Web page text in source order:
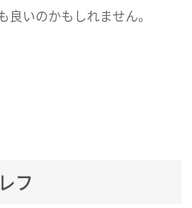
いのかもしれません。
フ